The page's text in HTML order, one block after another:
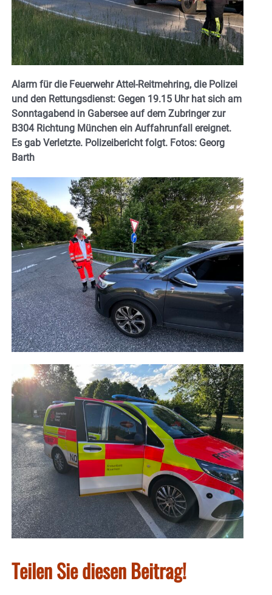
Alarm für die Feuerwehr Attel-Reitmehring, die Polizei
und den Rettungsdienst: Gegen 19.15 Uhr hat sich am
Sonntagabend in Gabersee auf dem Zubringer zur
B304 Richtung München ein Auffahrunfall ereignet.
Es gab Verletzte. Polizeibericht folgt. Fotos: Georg
Barth
Teilen Sie diesen Beitrag!